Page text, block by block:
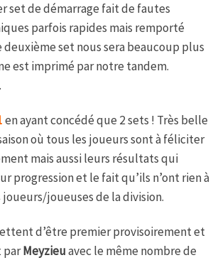
set de démarrage fait de fautes
parfois rapides mais remporté
set nous sera beaucoup plus
est imprimé par notre tandem.
en ayant concédé que 2 sets ! Très belle
où tous les joueurs sont à féliciter
mais aussi leurs résultats qui
progression et le fait qu’ils n’ont rien à
joueuses de la division.
d’être premier provisoirement et
parMeyzieuavec le même nombre de